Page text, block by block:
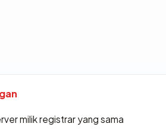
milik registrar yang sama